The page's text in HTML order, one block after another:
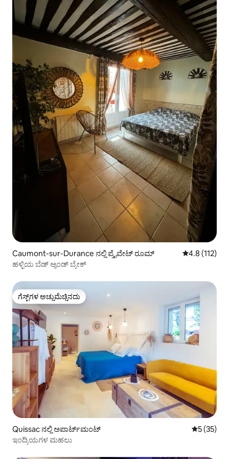
Caumont-sur-Durance ನಲ್ಲಿ ಪ್ರೈವೇಟ್ ರೂಮ್ 5 ರಲ್ಲಿ 4.8
4.8 (112)
ಹಳ್ಳಿಯ ಬೆಡ್ ಆ್ಯಂಡ್ ಬ್ರೇಕ್
ಗೆಸ್ಟ್‌ಗಳ ಅಚ್ಚುಮೆಚ್ಚಿನದು
ಗೆಸ್ಟ್‌ಗಳ ಅಚ್ಚುಮೆಚ್ಚಿನದು
Quissac ನಲ್ಲಿ ಅಪಾರ್ಟ್‌ಮಂಟ್ 5 ರಲ್ಲಿ 5
5 (35)
ಇಂದ್ರಿಯಗಳ ಮಹಲು